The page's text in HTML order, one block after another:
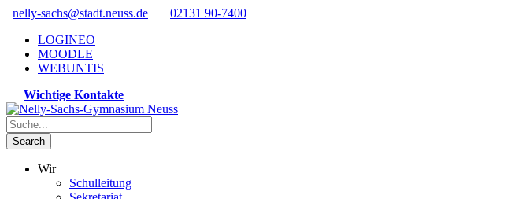
nelly-sachs@stadt.neuss.de
02131 90-7400
LOGINEO
MOODLE
WEBUNTIS
Wichtige Kontakte
Wir
Schulleitung